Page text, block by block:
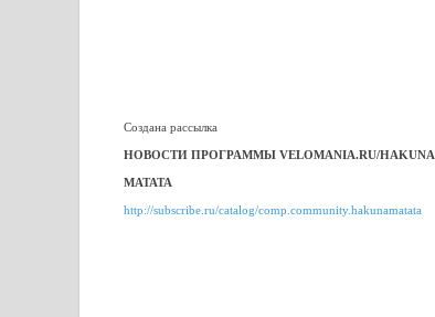
Создана рассылка
НОВОСТИ ПРОГРАММЫ VELOMANIA.RU/HAKUNA
MATATA
http://subscribe.ru/catalog/comp.community.hakunamatata